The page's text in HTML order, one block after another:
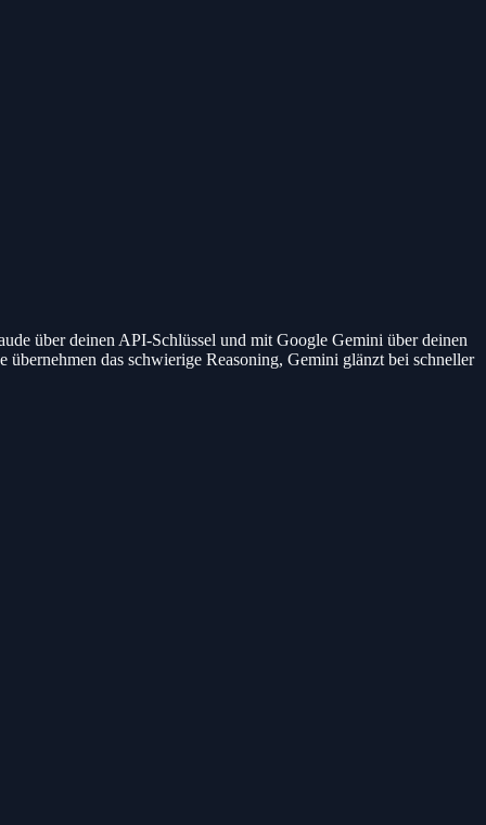
über deinen API-Schlüssel und mit Google Gemini über deinen
das schwierige Reasoning, Gemini glänzt bei schneller